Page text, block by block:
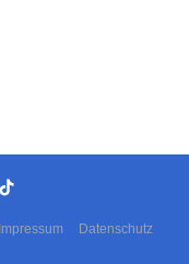
Impressum Datenschutz